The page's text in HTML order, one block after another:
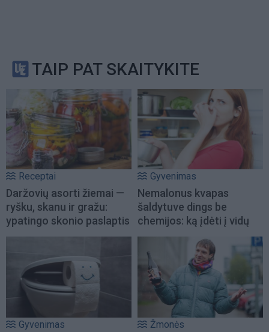
TAIP PAT SKAITYKITE
Receptai
Daržovių asorti žiemai —
ryšku, skanu ir gražu:
ypatingo skonio paslaptis
Gyvenimas
Nemalonus kvapas
šaldytuve dings be
chemijos: ką įdėti į vidų
Gyvenimas Žmonės